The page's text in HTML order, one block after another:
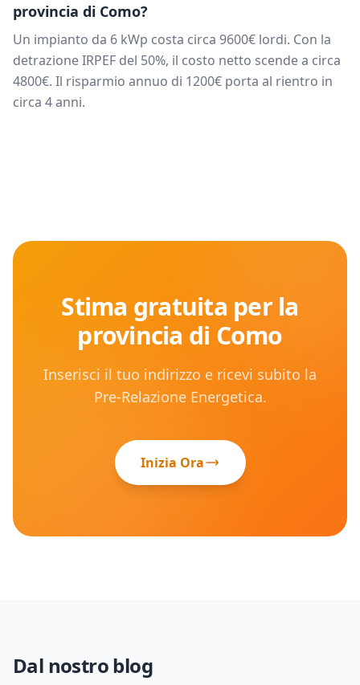
provincia di Como?
Un impianto da 6 kWp costa circa 9600€ lordi. Con la
detrazione IRPEF del 50%, il costo netto scende a circa
4800€. Il risparmio annuo di 1200€ porta al rientro in
circa 4anni.
Stima gratuita per la
provincia di Como
Inserisci il tuo indirizzo e ricevi subito la
Pre-Relazione Energetica.
Inizia Ora
Dal nostro blog